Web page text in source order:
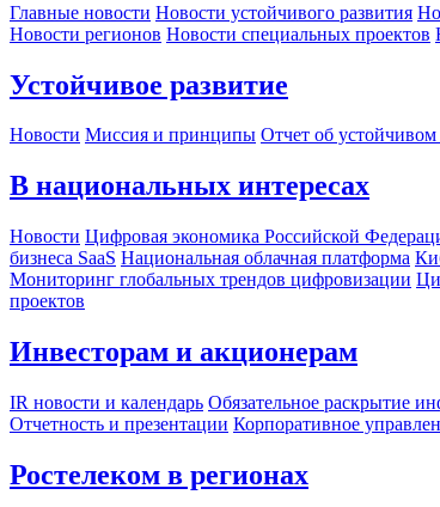
Главные новости Новости устойчивого развития
Новости регионов Новости специальных проектов
Устойчивое развитие
Новости Миссия и принципы Отчет об устойчивом
В национальных интересах
Новости Цифровая экономика Российской
бизнеса SaaS Национальная облачная платформа
Мониторинг глобальных трендов цифровизации
проектов
Инвесторам и акционерам
IR новости и календарь Обязательное раскрытие
Отчетность и презентации Корпоративное
Ростелеком в регионах